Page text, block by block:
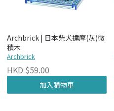
Archbrick | 日本柴犬達摩(灰)微
積木
Archbrick
HKD $59.00
加入購物車